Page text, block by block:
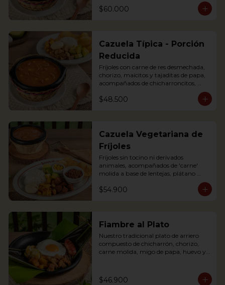
Bean soup with shredded meat,
$60.000
Cazuela Típica - Porción
Reducida
Fríjoles con carne de res desmechada,
chorizo, maicitos y tajaditas de papa,
acompañados de chicharroncitos,
trocitos de plátano maduro, arepita,
arroz y aguacate. (Foto de porción
sausage, corn and potato chips, served
with pork cracklings, sweet plantains,
rice, arepa and avocado.
$48.500
Cazuela Vegetariana de
Fríjoles
Fríjoles sin tocino ni derivados
animales, acompañados de 'carne'
molida a base de lentejas, plátano
maduro, 'chorizo' campesino a base
de soya, arroz, tajaditas de papa,
arepita, maíz y aguacate. Apta para
Antioquian bean soup without pork
or meat substances, served with soy
base shredded 'meat', soy based
'sausage', fried plantain, rice, arepa,
corn and avocado. Suitable for Vegans
$54.900
Fiambre al Plato
Nuestro tradicional plato de arriero
compuesto de chicharrón, chorizo,
carne molida, migo de papa, huevo y
$46.900